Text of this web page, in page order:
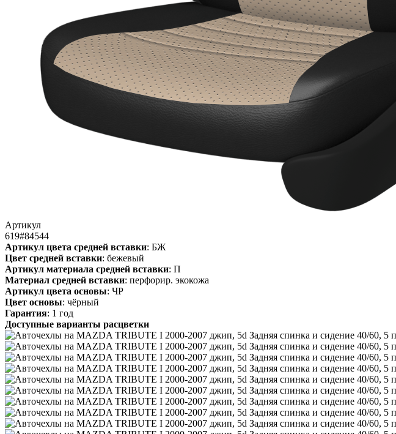
Артикул
619#84544
Артикул цвета средней вставки: БЖ
Цвет средней вставки: бежевый
Артикул материала средней вставки: П
Материал средней вставки: перфорир. экокожа
Артикул цвета основы: ЧР
Цвет основы: чёрный
Гарантия: 1 год
Доступные варианты расцветки